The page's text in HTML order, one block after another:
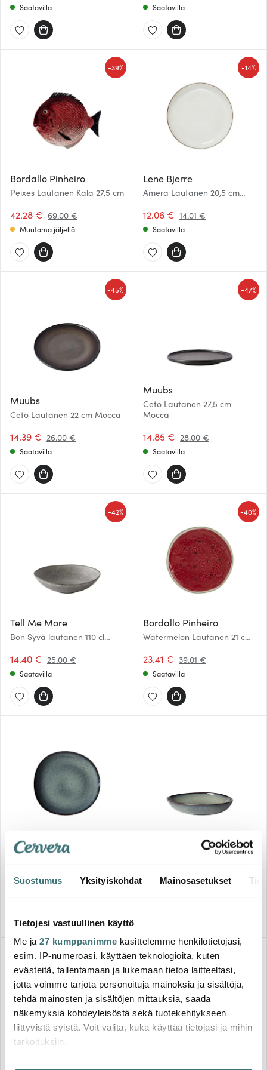
Suostumus Yksityiskohdat Mainosasetukset
Tietojesi vastuullinen käyttö
Me ja 27 kumppanimme käsittelemme henkilötietojasi,
esim. IP-numeroasi, käyttäen teknologioita, kuten
evästeitä, tallentamaan ja lukemaan tietoa laitteeltasi,
jotta voimme tarjota personoituja mainoksia ja sisältöjä,
tehdä mainosten ja sisältöjen mittauksia, saada
näkemyksiä kohdeyleisöstä sekä tuotekehitykseen
liittyvistä syistä. Voit valita, kuka käyttää tietojasi ja mihin
tarkoituksiin.
Saatavilla Saatavilla
Bordallo Pinheiro
Peixes Lautanen Kala 27,5 cm
42.28 € 69.00 €
-39%
Muutama jäljellä
Lene Bjerre
Amera Lautanen 20,5 cm
12.06 € 14.01 €
-14%
Saatavilla
Muubs
Ceto Lautanen 22 cm Mocca
14.39 € 26.00 €
-45%
Saatavilla
Muubs
Ceto Lautanen 27,5 cm
Mocca
14.85 € 28.00 €
-47%
Saatavilla
Tell Me More
Bon Syvä lautanen 110 cl
14.40 € 25.00 €
-42%
Saatavilla
Bordallo Pinheiro
Watermelon Lautanen 21 cm
23.41 € 39.01 €
-40%
Saatavilla
Villeroy & Boch
29.00 €
Muutama jäljellä
Villeroy & Boch
Lave Gris Syvä lautanen 22
27.00 €
Villeroy & Boch